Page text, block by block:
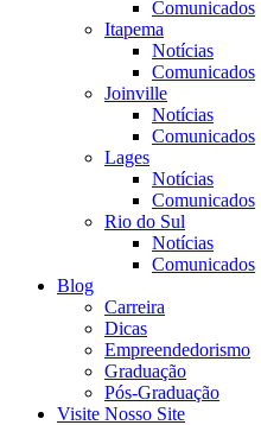
Comunicados
Itapema
Notícias
Comunicados
Joinville
Notícias
Comunicados
Lages
Notícias
Comunicados
Rio do Sul
Notícias
Comunicados
Blog
Carreira
Dicas
Empreendedorismo
Graduação
Pós-Graduação
Visite Nosso Site